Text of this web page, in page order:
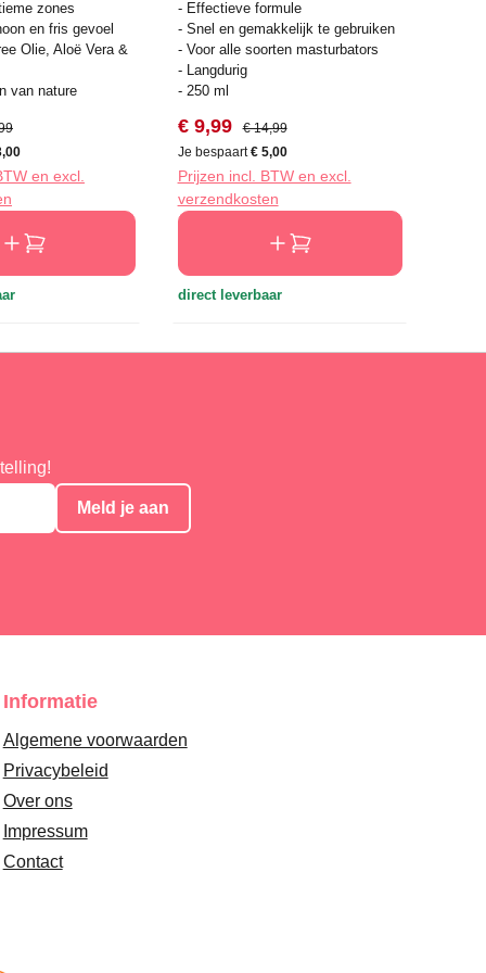
zones
en fris gevoel
Olie, Aloë Vera &
van nature
prijs:
en excl.
- Effectieve formule
- Snel en gemakkelijk te gebruiken
- Voor alle soorten masturbators
- Langdurig
- 250 ml
Verkoopprijs:
€ 9,99 Normale prijs:
€ 14,99
Je bespaart€ 5,00
Prijzen incl. BTW en excl.
verzendkosten
direct leverbaar
Meld je aan
Informatie
Algemene voorwaarden
Privacybeleid
Over ons
Impressum
Contact